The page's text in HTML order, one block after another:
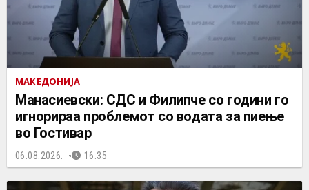
МАКЕДОНИЈА
Манасиевски: СДС и Филипче со години го
игнорираа проблемот со водата за пиење
во Гостивар
06.08.2026. 16:35